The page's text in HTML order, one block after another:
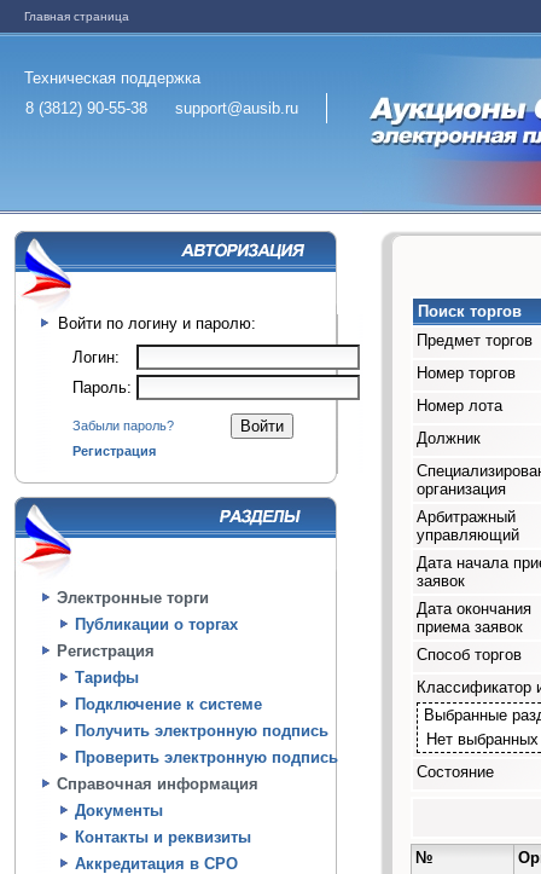
Главная страница
Техническая поддержка
8 (3812) 90-55-38
support@ausib.ru
Войти по логину и паролю:
Логин:
Пароль:
Забыли пароль?
Регистрация
Электронные торги
Публикации о торгах
Регистрация
Тарифы
Подключение к системе
Получить электронную подпись
Проверить электронную подпись
Справочная информация
Документы
Контакты и реквизиты
Аккредитация в СРО
Поиск торгов
Предмет торгов
Номер торгов
Номер лота
Должник
организация
Арбитражный
управляющий
Дата начала
заявок
Дата окончания
приема заявок
Способ торгов
Классификатор
Выбранные
Нет
Состояние
№